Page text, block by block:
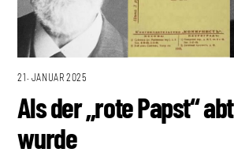
21. JANUAR 2025
Als der „rote Papst“
wurde